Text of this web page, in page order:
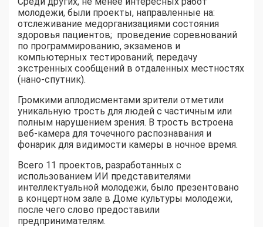
молодежи, были проекты, направленные на:
отслеживание медорганизациями состояния
здоровья пациентов; проведение соревнований
по программированию, экзаменов и
компьютерных тестирований; передачу
экстренных сообщений в отдаленных местностях
(нано-спутник).
Громкими аплодисментами зрители отметили
уникальную трость для людей с частичным или
полным нарушением зрения. В трость встроена
веб-камера для точечного распознавания и
фонарик для видимости камеры в ночное время.
Всего 11 проектов, разработанных с
использованием ИИ представителями
интеллектуальной молодежи, было презентовано
в концертном зале в Доме культуры молодежи,
после чего слово предоставили
предпринимателям.